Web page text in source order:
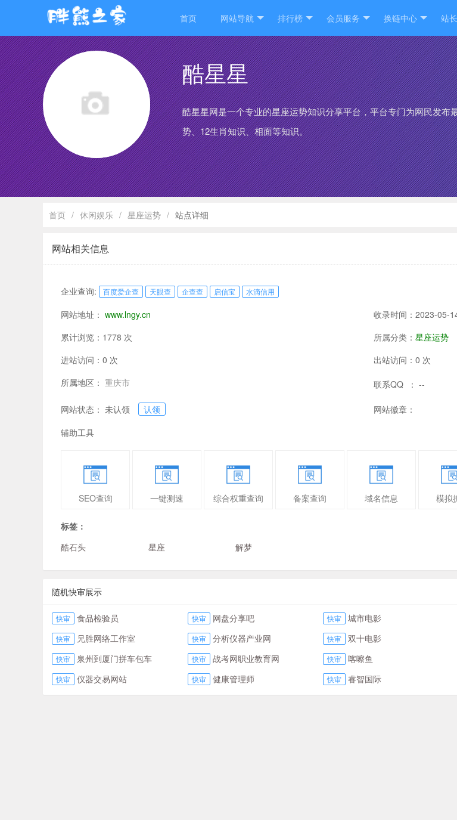
首页 网站导航 排行榜 会员服务 换链中心 站
酷星星
酷星星网是一个专业的星座运势知识分享平台，平台专门为网民发
势、12生肖知识、相面等知识。
首页 / 休闲娱乐 / 星座运势 / 站点详细
网站相关信息
企业查询: 百度爱企查 天眼查 企查查 启信宝 水滴信用
网站地址： www.lngy.cn
收录时间：2023-05-
累计浏览：1778 次
所属分类： 星座运势
进站访问：0 次
出站访问：0 次
所属地区： 重庆市 联系QQ ： --
网站状态： 未认领 认领
网站徽章：
辅助工具
SEO查询 一键测速 综合权重查询 备案查询 域名信息 模拟
标签：
酷石头
星座 解梦
随机快审展示
快审 食品检验员 快审 网盘分享吧 快审 城市电影
快审 兄胜网络工作室 快审 分析仪器产业网 快审 双十电影
快审 泉州到厦门拼车包车 快审 战考网职业教育网 快审 喀嚓鱼
快审 仪器交易网站 快审 健康管理师 快审 睿智国际